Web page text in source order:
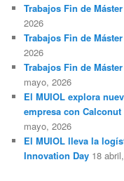
r
Trabajos Fin de
2026
Trabajos Fin de
2026
Trabajos Fin de
mayo, 2026
El MUIOL explora
empresa con
mayo, 2026
El MUIOL lleva la
Innovation Day 18